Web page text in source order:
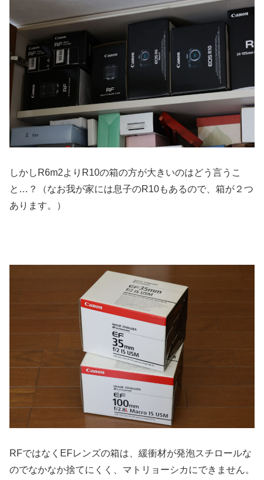
しかしR6m2よりR10の箱の方が大きいのはどう言うこ
と…？（なお我が家には息子のR10もあるので、箱が２つ
あります。）
RFではなくEFレンズの箱は、緩衝材が発泡スチロールな
のでなかなか捨てにくく、マトリョーシカにできません。